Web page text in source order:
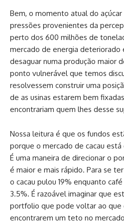
Bem, o momento atual do
pressões provenientes da
perto dos 600 milhões de
mercado de energia deteriorado
desaguar numa produção maior
ponto vulnerável que temos
resolvessem construir uma
de as usinas estarem bem
encontrariam quem lhes desse
Nossa leitura é que os fundos
porque o mercado de cacau
É uma maneira de direcionar o
é maior e mais rápido. Para se
o cacau pulou 19% enquanto
3.5%. É razoável imaginar que
portfolio que pode voltar ao que
encontrarem um teto no